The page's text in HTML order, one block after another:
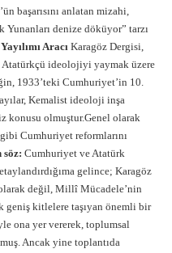
başarısını anlatan mizahi,
denize döküyor” tarzı
AracıKaragöz Dergisi,
Atatürkçü ideolojiyi yaymak üzere
1933’teki Cumhuriyet’in 10.
Kemalist ideoloji inşa
konusu olmuştur.Genel olarak
Cumhuriyet reformlarını
söz: Cumhuriyet ve Atatürk
gelince; Karagöz
değil, Millî Mücadele’nin
geniş kitlelere taşıyan önemli bir
ona yer vererek, toplumsal
Ancak yine toplantıda